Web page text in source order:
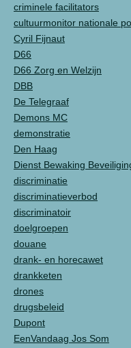
criminele facilitators
cultuurmonitor nationale
Cyril Fijnaut
D66
D66 Zorg en Welzijn
DBB
De Telegraaf
Demons MC
demonstratie
Den Haag
Dienst Bewaking
discriminatie
discriminatieverbod
discriminatoir
doelgroepen
douane
drank- en horecawet
drankketen
drones
drugsbeleid
Dupont
EenVandaag Jos Som